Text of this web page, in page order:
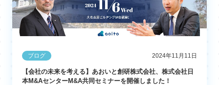
ブログ 2024年11月11日
【会社の未来を考える】あおいと創研株式会社、株式会社日
本M&AセンターM&A共同セミナーを開催しました！